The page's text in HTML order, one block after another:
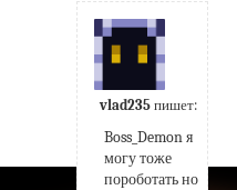
vlad235 пишет:
Boss_Demon я
могу тоже
пороботать но